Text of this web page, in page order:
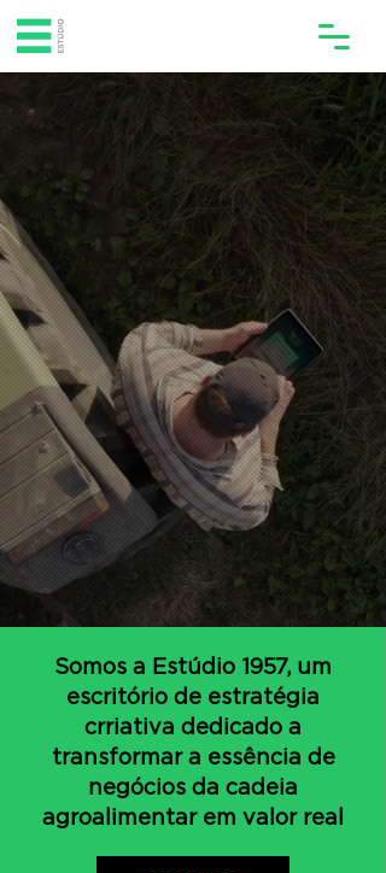
Somos a Estúdio 1957, um
escritório de estratégia
crriativa dedicado a
transformar a essência de
negócios da cadeia
agroalimentar em valor real